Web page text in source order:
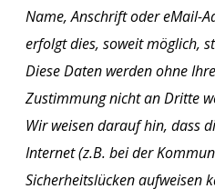
Name, Anschrift oder eMail-
erfolgt dies, soweit möglich,
Diese Daten werden ohne
Zustimmung nicht an Dritte
Wir weisen darauf hin, dass
Internet (z.B. bei der
Sicherheitslücken aufweisen